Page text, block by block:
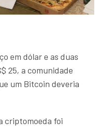
em dólar e as duas
25, a comunidade
um Bitcoin deveria
criptomoeda foi